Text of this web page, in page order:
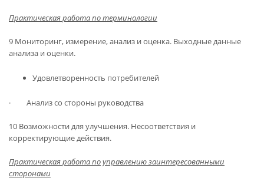
Практическая работа по терминологии
9 Мониторинг, измерение, анализ и оценка. Выходные данные
анализа и оценки.
Удовлетворенность потребителей
· Анализ со стороны руководства
10 Возможности для улучшения. Несоответствия и
корректирующие действия.
Практическая работа по управлению заинтересованными
сторонами